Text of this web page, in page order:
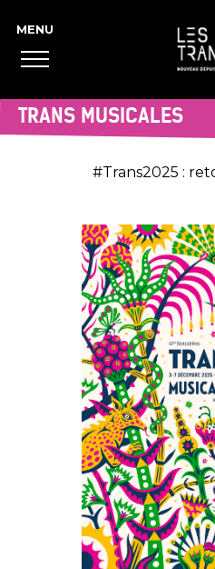
TRANS MUSICALES
#Trans2025 :